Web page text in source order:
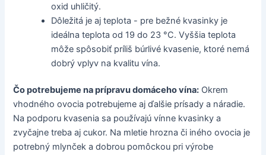
oxid uhličitý.
Dôležitá je aj teplota - pre bežné kvasinky je
ideálna teplota od 19 do 23 °C. Vyššia teplota
môže spôsobiť príliš búrlivé kvasenie, ktoré nemá
dobrý vplyv na kvalitu vína.
Čo potrebujeme na prípravu domáceho vína: Okrem
vhodného ovocia potrebujeme aj ďalšie prísady a náradie.
Na podporu kvasenia sa používajú vínne kvasinky a
zvyčajne treba aj cukor. Na mletie hrozna či iného ovocia je
potrebný mlynček a dobrou pomôckou pri výrobe